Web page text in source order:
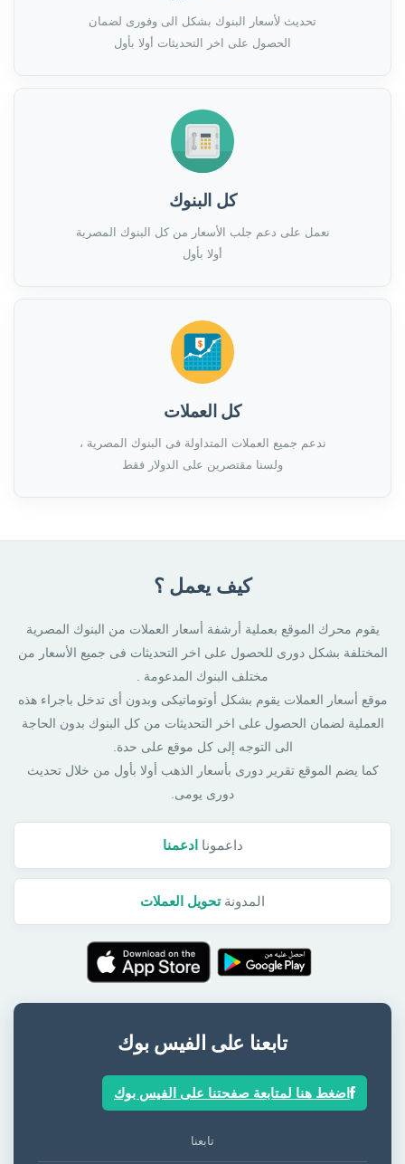
تحديث لأسعار البنوك بشكل الى وفورى لضمان
الحصول على اخر التحديثات أولا بأول
كل البنوك
نعمل على دعم جلب الأسعار من كل البنوك المصرية
أولا بأول
كل العملات
ندعم جميع العملات المتداولة فى البنوك المصرية ،
ولسنا مقتصرين على الدولار فقط
كيف يعمل ؟
يقوم محرك الموقع بعملية أرشفة أسعار العملات من البنوك المصرية
المختلفة بشكل دورى للحصول على اخر التحديثات فى جميع الأسعار من
مختلف البنوك المدعومة .
موقع أسعار العملات يقوم بشكل أوتوماتيكى وبدون أى تدخل باجراء هذه
العملية لضمان الحصول على اخر التحديثات من كل البنوك بدون الحاجة
الى التوجه إلى كل موقع على حدة.
كما يضم الموقع تقرير دورى بأسعار الذهب أولا بأول من خلال تحديث
دورى يومى.
داعمونا ادعمنا
المدونةتحويل العملات
تابعنا على الفيس بوك
اضغط هنا لمتابعة صفحتنا على الفيس بوك
تابعنا